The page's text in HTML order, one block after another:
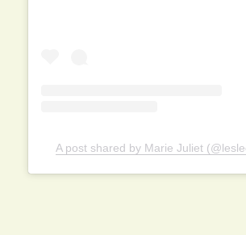
A post shared by Marie Juliet